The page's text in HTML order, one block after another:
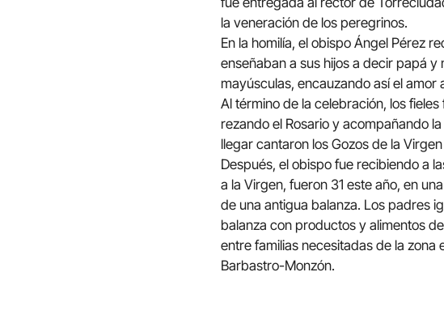
la veneración de los peregrinos.
En la homilía, el obispo Ángel Pérez
enseñaban a sus hijos a decir papá
mayúsculas, encauzando así el amor
Al término de la celebración, los
rezando el Rosario y acompañando
llegar cantaron los Gozos de la
Después, el obispo fue recibiendo a
a la Virgen, fueron 31 este año, en
de una antigua balanza. Los padres
balanza con productos y alimentos
entre familias necesitadas de la
Barbastro-Monzón.